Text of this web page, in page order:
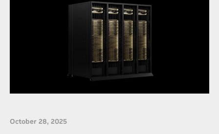
October 28, 2025